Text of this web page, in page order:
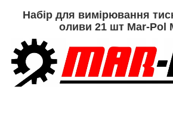
Набір для вимірювання
оливи 21 шт Mar-Pol